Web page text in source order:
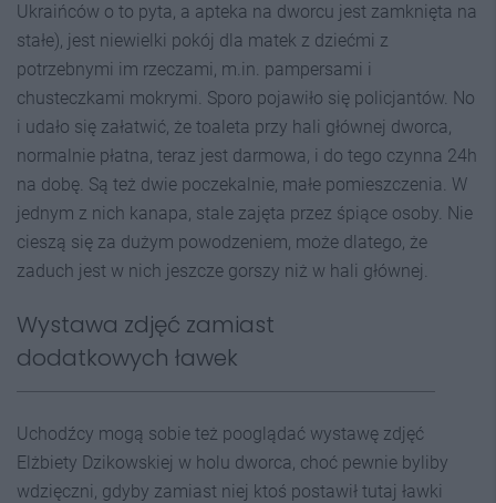
Ukraińców o to pyta, a apteka na dworcu jest zamknięta na
stałe), jest niewielki pokój dla matek z dziećmi z
potrzebnymi im rzeczami, m.in. pampersami i
chusteczkami mokrymi. Sporo pojawiło się policjantów. No
i udało się załatwić, że toaleta przy hali głównej dworca,
normalnie płatna, teraz jest darmowa, i do tego czynna 24h
na dobę. Są też dwie poczekalnie, małe pomieszczenia. W
jednym z nich kanapa, stale zajęta przez śpiące osoby. Nie
cieszą się za dużym powodzeniem, może dlatego, że
zaduch jest w nich jeszcze gorszy niż w hali głównej.
Wystawa zdjęć zamiast
dodatkowych ławek
Uchodźcy mogą sobie też pooglądać wystawę zdjęć
Elżbiety Dzikowskiej w holu dworca, choć pewnie byliby
wdzięczni, gdyby zamiast niej ktoś postawił tutaj ławki